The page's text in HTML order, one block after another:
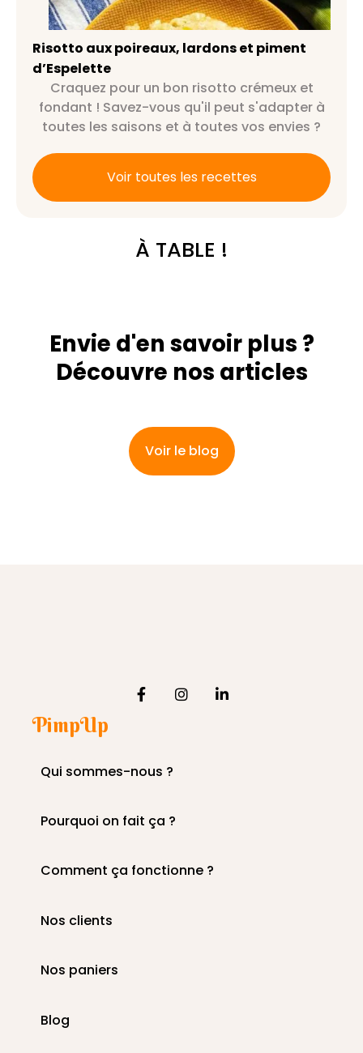
piment d’Espelette
Risotto aux poireaux, lardons et piment
d’Espelette
Craquez pour un bon risotto crémeux et
fondant ! Savez-vous qu'il peut s'adapter à
toutes les saisons et à toutes vos envies ?
Voir toutes les recettes
À TABLE !
Envie d'en savoir plus ?
Découvre nos articles
Voir le blog
PimpUp
Qui sommes-nous ?
Pourquoi on fait ça ?
Comment ça fonctionne ?
Nos clients
Nos paniers
Blog